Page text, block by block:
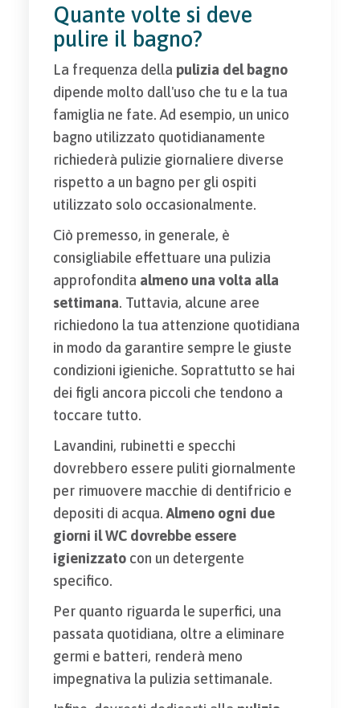
Quante volte si deve
pulire il bagno?
La frequenza della pulizia del bagno
dipende molto dall'uso che tu e la tua
famiglia ne fate. Ad esempio, un unico
bagno utilizzato quotidianamente
richiederà pulizie giornaliere diverse
rispetto a un bagno per gli ospiti
utilizzato solo occasionalmente.
Ciò premesso, in generale, è
consigliabile effettuare una pulizia
approfondita almeno una volta alla
settimana. Tuttavia, alcune aree
richiedono la tua attenzione quotidiana
in modo da garantire sempre le giuste
condizioni igieniche. Soprattutto se hai
dei figli ancora piccoli che tendono a
toccare tutto.
Lavandini, rubinetti e specchi
dovrebbero essere puliti giornalmente
per rimuovere macchie di dentifricio e
depositi di acqua. Almeno ogni due
giorni il WC dovrebbe essere
igienizzatocon un detergente
specifico.
Per quanto riguarda le superfici, una
passata quotidiana, oltre a eliminare
germi e batteri, renderà meno
impegnativa la pulizia settimanale.